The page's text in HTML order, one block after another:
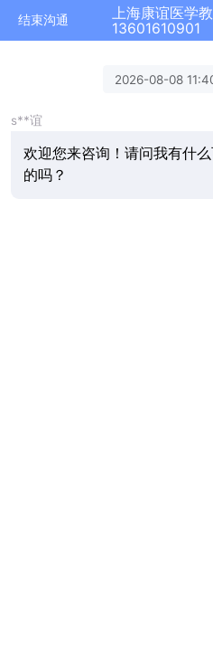
结束沟通
13601610901
2026-08-08
s**谊
欢迎您来咨询！请问我有什
的吗？